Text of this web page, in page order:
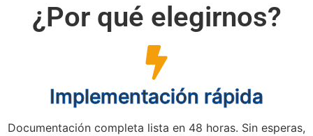
¿Por qué elegirnos?
Implementación rápida
Documentación completa lista en 48 horas. Sin esperas,